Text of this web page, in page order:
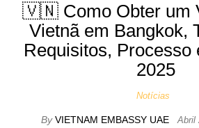
🇻🇳 Como Obter um
Vietnã em Bangkok,
Requisitos, Processo
2025
Notícias
By VIETNAM EMBASSY UAE Abril